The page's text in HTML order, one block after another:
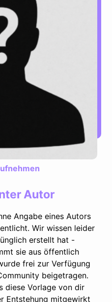
Autor
Angabe eines Autors
Wir wissen leider
erstellt hat -
sie aus öffentlich
frei zur Verfügung
beigetragen.
diese Vorlage von dir
Entstehung mitgewirkt